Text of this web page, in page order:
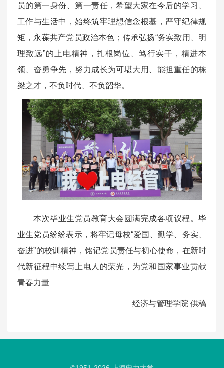
员的第一身份、第一责任，希望大家在今后的学习、
工作与生活中，始终筑牢理想信念根基，严守纪律规
矩，永葆共产党员政治本色；传承弘扬“务实致用、明
理致远”的上电精神，扎根岗位、笃行实干，精进本
领、奋勇争先，努力成长为可堪大用、能担重任的栋
梁之才，不负时代、不负韶华。
本次毕业生党员教育大会圆满完成各项议程。毕
业生党员纷纷表示，将牢记母校“爱国、勤学、务实、
奋进”的校训精神，铭记党员责任与初心使命，在新时
代新征程中续写上电人的荣光，为党和国家事业贡献
青春力量
经济与管理学院 供稿